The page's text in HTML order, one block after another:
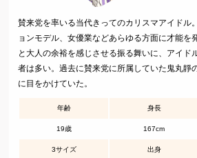
賛来党を率いる当代きってのカリスマアイドル
ョンモデル、女優業などあらゆる方面に才能を
と大人の余裕を感じさせる振る舞いに、アイド
者は多い。過去に賛来党に所属していた鬼丸靜
に目をかけていた。
年齢 身長
19歳 167cm
3サイズ 出身